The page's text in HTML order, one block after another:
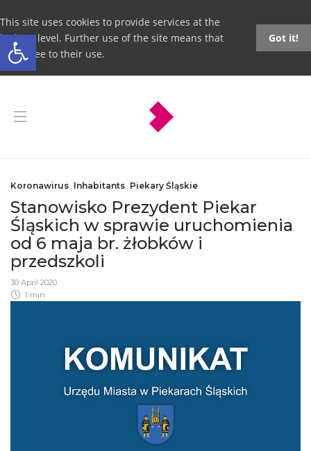
Open toolbar
This site uses cookies to provide services at the
highest level. Further use of the site means that
you agree to their use.
Got it!
Koronawirus, Inhabitants, Piekary Śląskie
Stanowisko Prezydent Piekar
Śląskich w sprawie uruchomienia
od 6 maja br. żłobków i
przedszkoli
30 April 2020
1 min